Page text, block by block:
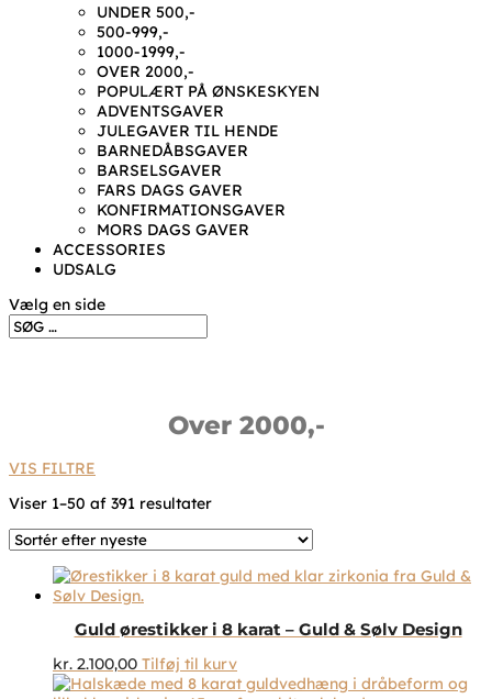
UNDER 500,-
500-999,-
1000-1999,-
OVER 2000,-
POPULÆRT PÅ ØNSKESKYEN
ADVENTSGAVER
JULEGAVER TIL HENDE
BARNEDÅBSGAVER
BARSELSGAVER
FARS DAGS GAVER
KONFIRMATIONSGAVER
MORS DAGS GAVER
ACCESSORIES
UDSALG
Vælg en side
Over 2000,-
VIS FILTRE
Viser 1–50 af 391 resultaterSorteret
Guld ørestikker i 8 karat – Guld & Sølv Design
kr. 2.100,00 Tilføj til kurv